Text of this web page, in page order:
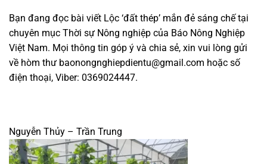
Bạn đang đọc bài viết Lộc ‘đất thép’ mắn đẻ sáng chế tại
chuyên mục Thời sự Nông nghiệp của Báo Nông Nghiệp
Việt Nam. Mọi thông tin góp ý và chia sẻ, xin vui lòng gửi
về hòm thư baonongnghiepdientu@gmail.com hoặc số
điện thoại, Viber: 0369024447.
Nguyễn Thủy – Trần Trung